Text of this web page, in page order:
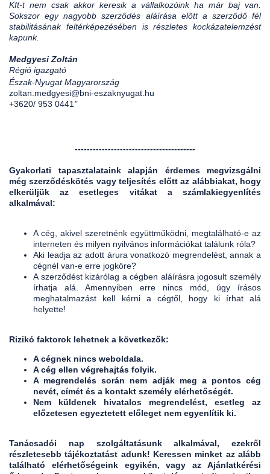
Kft-t nem csak akkor keresik a vállalkozóink ha már baj van.
Sokszor egy nagyobb szerződés aláírása előtt a szerződő fél
stabilitásának feltérképezésében is részletes kockázatelemzést
kapunk.
Medgyesi Zoltán
Régió igazgató
Észak-Nyugat Magyarország
zoltan.medgyesi@bni-eszaknyugat.hu
+3620/ 953 0441 "
----------------------------------------
Gyakorlati tapasztalataink alapján érdemes megvizsgálni
még szerződéskötés vagy teljesítés előtt az alábbiakat, hogy
elkerüljük az esetleges vitákat a számlakiegyenlítés
alkalmával:
A cég, akivel szeretnénk együttműködni, megtalálható-e az
interneten és milyen nyilvános információkat találunk róla?
Aki leadja az adott árura vonatkozó megrendelést, annak a
cégnél van-e erre jogköre?
A szerződést kizárólag a cégben aláírásra jogosult személy
írhatja alá. Amennyiben erre nincs mód, úgy írásos
meghatalmazást kell kérni a cégtől, hogy ki írhat alá
helyette!
Rizikó faktorok lehetnek a következők:
A cégnek nincs weboldala.
A cég ellen végrehajtás folyik.
A megrendelés során nem adják meg a pontos cég
nevét, címét és a kontakt személy elérhetőségét.
Nem küldenek hivatalos megrendelést, esetleg az
előzetesen egyeztetett előleget nem egyenlítik ki.
Tanácsadói nap szolgáltatásunk alkalmával, ezekről
részletesebb tájékoztatást adunk! Keressen minket az alább
található elérhetőségeink egyikén, vagy az Ajánlatkérési